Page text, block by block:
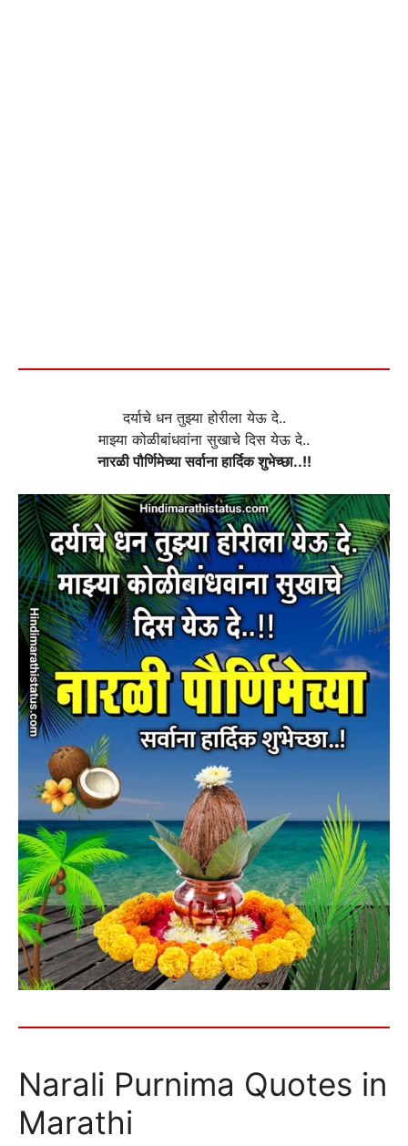
दर्याचे धन तुझ्या होरीला येऊ दे..
माझ्या कोळीबांधवांना सुखाचे दिस येऊ दे..
नारळी पौर्णिमेच्या सर्वाना हार्दिक शुभेच्छा..!!
Narali Purnima Quotes in
Marathi